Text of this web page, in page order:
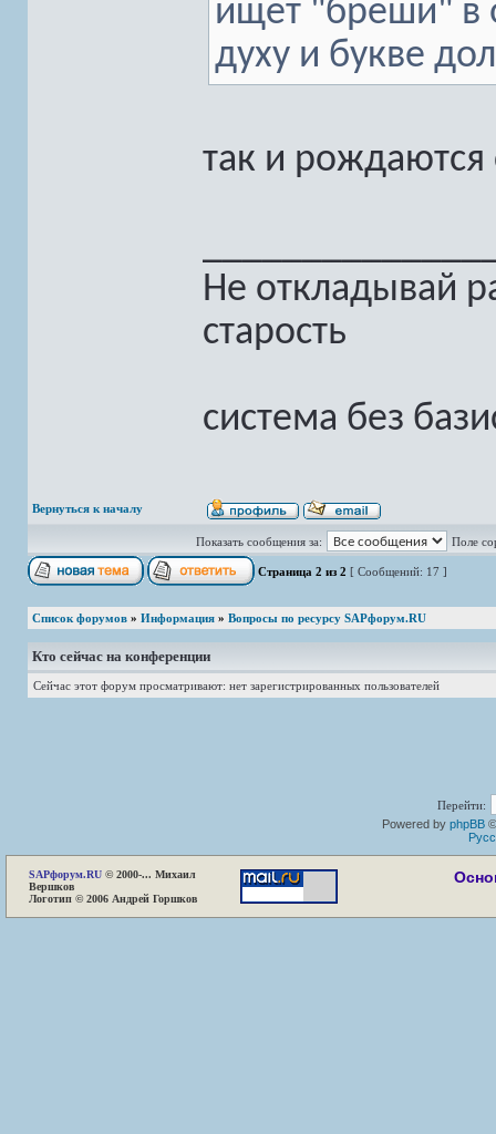
ищет "бреши" в
духу и букве
так и
Не откладывай
старость
система без
Вернуться к началу
Показать сообщения за: Поле
Страница 2 из 2 [ Сообщений: 17 ]
Список форумов » Информация » Вопросы по ресурсу SAPфорум.RU
Кто сейчас на конференции
Сейчас этот форум просматривают: нет зарегистрированных пользователей
Перейти:
Powered by phpBB
SAPфорум.RU © 2000-... Михаил
Вершков
Логотип © 2006 Андрей Горшков